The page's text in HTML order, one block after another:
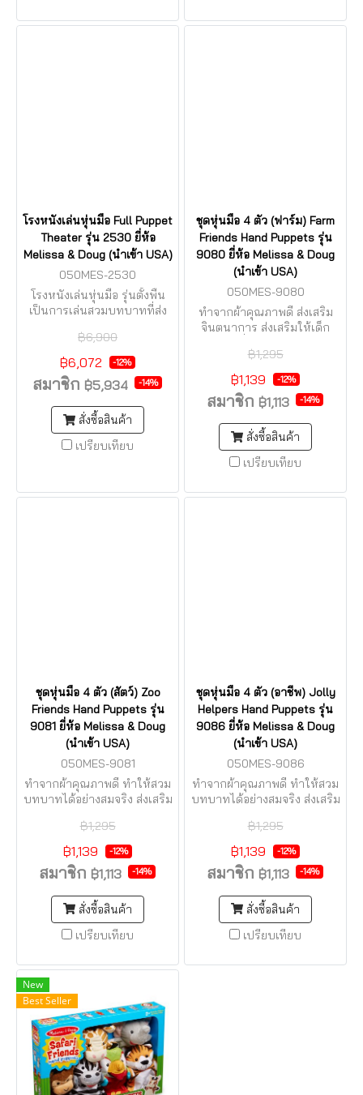
โรงหนังเล่นหุ่นมือ Full Puppet
Theater รุ่น 2530 ยี่ห้อ
Melissa & Doug (นำเข้า USA)
050MES-2530
โรงหนังเล่นหุ่นมือ รุ่นตั้งพื้น
เป็นการเล่นสวมบทบาทที่ส่ง
฿6,900
฿6,072 -12%
สมาชิก ฿5,934 -14%
สั่งซื้อสินค้า
เปรียบเทียบ
ชุดหุ่นมือ 4 ตัว (ฟาร์ม) Farm
Friends Hand Puppets รุ่น
9080 ยี่ห้อ Melissa & Doug
(นำเข้า USA)
050MES-9080
ทำจากผ้าคุณภาพดี ส่งเสริม
จินตนาการ ส่งเสริมให้เด็ก
฿1,295
฿1,139 -12%
สมาชิก ฿1,113 -14%
สั่งซื้อสินค้า
เปรียบเทียบ
ชุดหุ่นมือ 4 ตัว (สัตว์) Zoo
Friends Hand Puppets รุ่น
9081 ยี่ห้อ Melissa & Doug
(นำเข้า USA)
050MES-9081
ทำจากผ้าคุณภาพดี ทำให้สวม
บทบาทได้อย่างสมจริง ส่งเสริม
สร้างเรื่อง สวมบทบาท
฿1,295
฿1,139 -12%
สมาชิก ฿1,113 -14%
สั่งซื้อสินค้า
เปรียบเทียบ
ชุดหุ่นมือ 4 ตัว (อาชีพ) Jolly
Helpers Hand Puppets รุ่น
9086 ยี่ห้อ Melissa & Doug
(นำเข้า USA)
050MES-9086
ทำจากผ้าคุณภาพดี ทำให้สวม
บทบาทได้อย่างสมจริง ส่งเสริม
สร้างเรื่อง สวมบทบาทและ ได้
เรียนรู้ถึงอาชีพ
฿1,295
฿1,139 -12%
สมาชิก ฿1,113 -14%
สั่งซื้อสินค้า
เปรียบเทียบ
New
Best Seller